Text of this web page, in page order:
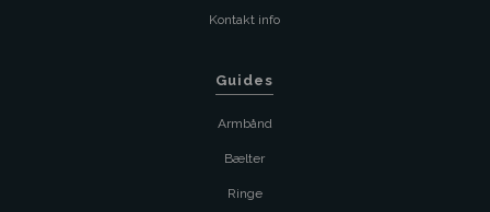
Kontakt info
Guides
Armbånd
Bælter
Ringe